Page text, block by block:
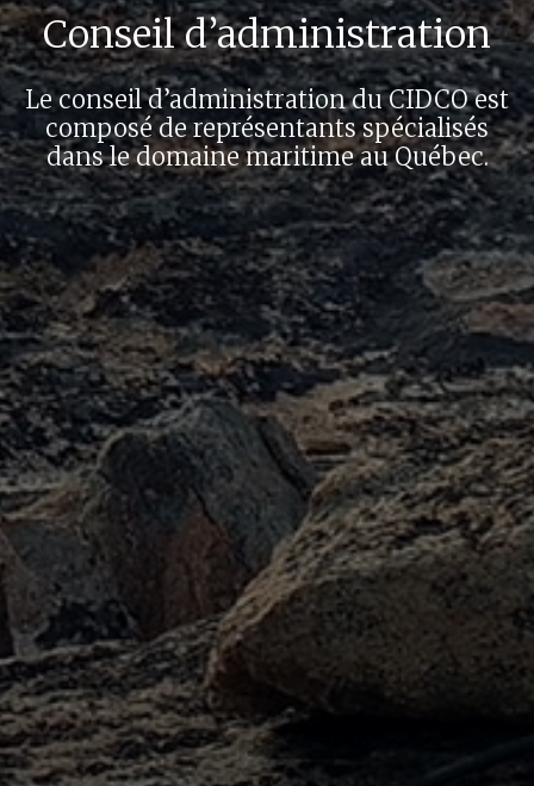
Conseil d’administration
Le conseil d’administration du CIDCO est
composé de représentants spécialisés
dans le domaine maritime au Québec.